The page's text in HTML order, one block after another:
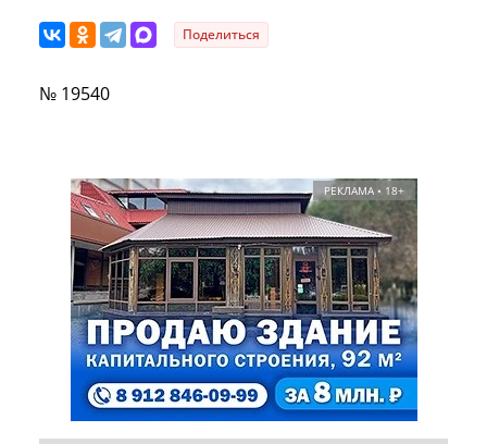
Поделиться
№ 19540
РЕКЛАМА • 18+